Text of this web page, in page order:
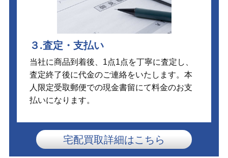
３.査定・支払い
当社に商品到着後、1点1点を丁寧に査定し、
査定終了後に代金のご連絡をいたします。本
人限定受取郵便での現金書留にて料金のお支
払いになります。
宅配買取詳細はこちら